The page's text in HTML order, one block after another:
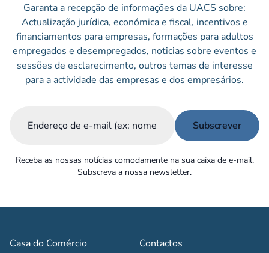
Garanta a recepção de informações da UACS sobre:
Actualização jurídica, económica e fiscal, incentivos e
financiamentos para empresas, formações para adultos
empregados e desempregados, noticias sobre eventos e
sessões de esclarecimento, outros temas de interesse
para a actividade das empresas e dos empresários.
Receba as nossas notícias comodamente na sua caixa de e-mail.
Subscreva a nossa newsletter.
Casa do Comércio Contactos